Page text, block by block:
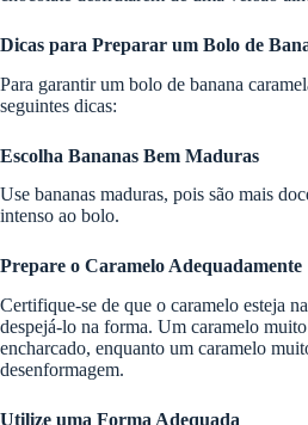
Dicas para Preparar um Bolo de
Para garantir um bolo de banana
seguintes dicas:
Escolha Bananas Bem Maduras
Use bananas maduras, pois são mais
intenso ao bolo.
Prepare o Caramelo Adequadamente
Certifique-se de que o caramelo esteja
despejá-lo na forma. Um caramelo
encharcado, enquanto um caramelo
desenformagem.
Utilize uma Forma Adequada